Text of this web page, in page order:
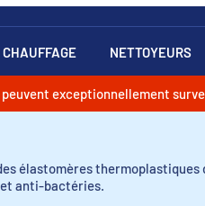
CHAUFFAGE NETTOYEURS
exceptionnellement
élastomères
anti-bactéries.